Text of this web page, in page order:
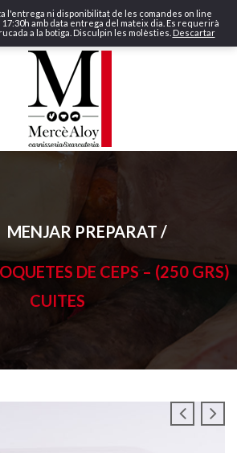
l'entrega ni disponibilitat de les comandes on line
amb data entrega del mateix dia. Es requerirà
a la botiga. Disculpin les molèsties. Descartar
MENJAR PREPARAT /
DE CEPS – (250 GRS)
CUITES